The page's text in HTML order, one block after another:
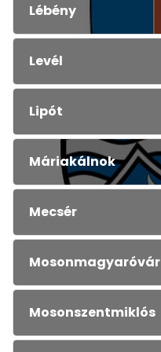
Lébény
Levél
Lipót
Máriakálnok
Mecsér
Mosonmagyaróvár
Mosonszentmiklós